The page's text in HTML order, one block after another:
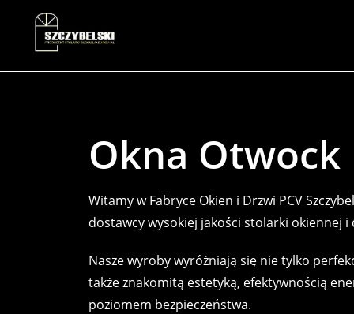
Okna Otwock
Witamy w Fabryce Okien i Drzwi PCV
dostawcy wysokiej jakości stolarki okiennej i
Nasze wyroby wyróżniają się nie tylko
także znakomitą estetyką, efektywnością
poziomem bezpieczeństwa.